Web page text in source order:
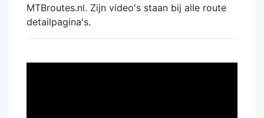
MTBroutes.nl. Zijn video's staan bij alle route
detailpagina's.